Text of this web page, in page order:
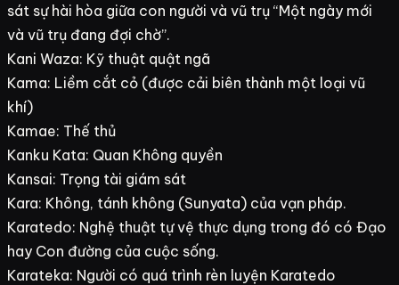
sát sự hài hòa giữa con người và vũ trụ “Một ngày mới
và vũ trụ đang đợi chờ”.
Kani Waza: Kỹ thuật quật ngã
Kama: Liềm cắt cỏ (được cải biên thành một loại vũ
khí)
Kamae: Thế thủ
Kanku Kata: Quan Không quyền
Kansai: Trọng tài giám sát
Kara: Không, tánh không (Sunyata) của vạn pháp.
Karatedo: Nghệ thuật tự vệ thực dụng trong đó có Đạo
hay Con đường của cuộc sống.
Karateka: Người có quá trình rèn luyện Karatedo